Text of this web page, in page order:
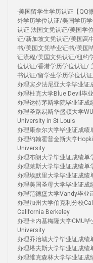
-美国留学生学历认证【QQ
外学历学位认证/美国学历
认证 法国文凭认证/美国学
证/新加坡文凭认证/美国高
书/美国文凭毕业证书/美国
证流程/美国文凭认证/纽约
位认证/香港学历学位认证/
书认证/留学生学历学位认
办理宾夕法尼亚大学毕业
办理杜克大学Blue Devil毕
办理达特茅斯学院毕业证
办理圣路易斯华盛顿大学
University in St Louis
办理康奈尔大学毕业证成
办理约翰霍普金斯大学
University
办理布朗大学毕业证成绩
办理莱斯大学毕业证成绩
办理埃默里大学毕业证成
办理美国圣母大学毕业证
办理范德堡大学Vandy毕业
办理加州大学伯克利分校
California Berkeley
办理卡内基梅隆大学CMU
University
办理乔治城大学毕业证成
办理塔夫斯大学毕业证成
办理维克森林大学毕业证